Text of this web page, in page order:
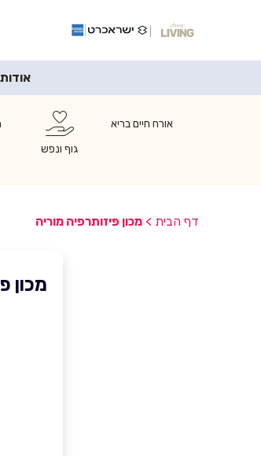
אורח חיים בריא
גוף ונפש
דף הבית > מכון פיזותרפיה מוריה
מכון